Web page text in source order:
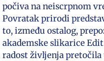
počiva na neiscrpnom
Povratak prirodi
to, između ostalog,
akademske slikarice
radost življenja